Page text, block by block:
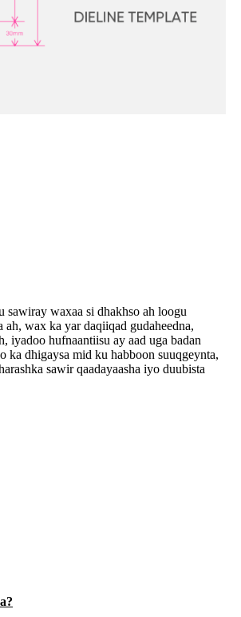
sawiray waxaa si dhakhso ah loogu
ah, wax ka yar daqiiqad gudaheedna,
iyadoo hufnaantiisu ay aad uga badan
ka dhigaysa mid ku habboon suuqgeynta,
sawir qaadayaasha iyo duubista